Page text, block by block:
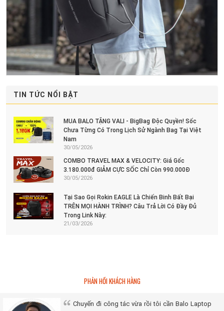
TIN TỨC NỔI BẬT
MUA BALO TẶNG VALI - BigBag Độc Quyền! Sốc
Chưa Từng Có Trong Lịch Sử Ngành Bag Tại Việt
Nam
30/05/2026
COMBO TRAVEL MAX & VELOCITY: Giá Gốc
3.180.000đ GIẢM CỰC SỐC Chỉ Còn 990.000Đ
30/05/2026
Tại Sao Gọi Rokin EAGLE Là Chiến Binh Bất Bại
TRÊN MỌI HÀNH TRÌNH? Câu Trả Lời Có Đầy Đủ
Trong Link Này:
21/03/2026
PHẢN HỒI KHÁCH HÀNG
Chuyến đi công tác vừa rồi tôi cần Balo Laptop